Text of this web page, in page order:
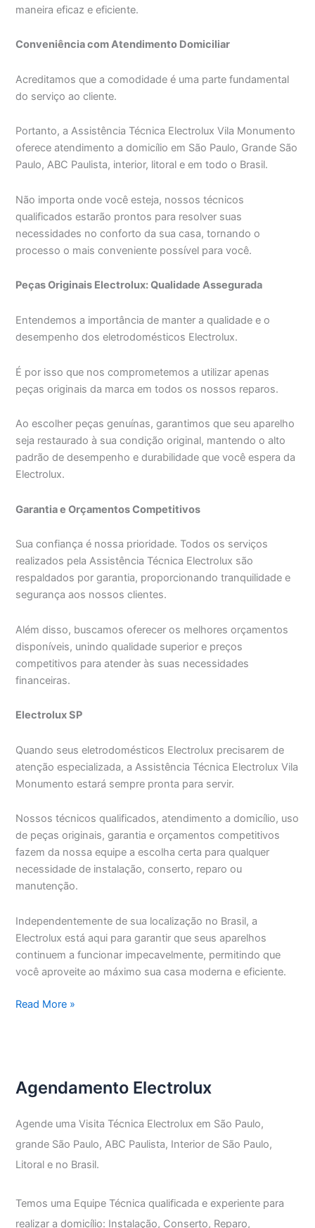
maneira eficaz e eficiente.
Conveniência com Atendimento Domiciliar
Acreditamos que a comodidade é uma parte fundamental
do serviço ao cliente.
Portanto, a Assistência Técnica Electrolux Vila Monumento
oferece atendimento a domicílio em São Paulo, Grande São
Paulo, ABC Paulista, interior, litoral e em todo o Brasil.
Não importa onde você esteja, nossos técnicos
qualificados estarão prontos para resolver suas
necessidades no conforto da sua casa, tornando o
processo o mais conveniente possível para você.
Peças Originais Electrolux: Qualidade Assegurada
Entendemos a importância de manter a qualidade e o
desempenho dos eletrodomésticos Electrolux.
É por isso que nos comprometemos a utilizar apenas
peças originais da marca em todos os nossos reparos.
Ao escolher peças genuínas, garantimos que seu aparelho
seja restaurado à sua condição original, mantendo o alto
padrão de desempenho e durabilidade que você espera da
Electrolux.
Garantia e Orçamentos Competitivos
Sua confiança é nossa prioridade. Todos os serviços
realizados pela Assistência Técnica Electrolux são
respaldados por garantia, proporcionando tranquilidade e
segurança aos nossos clientes.
Além disso, buscamos oferecer os melhores orçamentos
disponíveis, unindo qualidade superior e preços
competitivos para atender às suas necessidades
financeiras.
Electrolux SP
Quando seus eletrodomésticos Electrolux precisarem de
atenção especializada, a Assistência Técnica Electrolux Vila
Monumento estará sempre pronta para servir.
Nossos técnicos qualificados, atendimento a domicílio, uso
de peças originais, garantia e orçamentos competitivos
fazem da nossa equipe a escolha certa para qualquer
necessidade de instalação, conserto, reparo ou
manutenção.
Independentemente de sua localização no Brasil, a
Electrolux está aqui para garantir que seus aparelhos
continuem a funcionar impecavelmente, permitindo que
você aproveite ao máximo sua casa moderna e eficiente.
Assistência
Read More »
Agendamento Electrolux
Agende uma Visita Técnica Electrolux em São Paulo,
grande São Paulo, ABC Paulista, Interior de São Paulo,
Litoral e no Brasil.
Temos uma Equipe Técnica qualificada e experiente para
realizar a domicílio: Instalação, Conserto, Reparo,